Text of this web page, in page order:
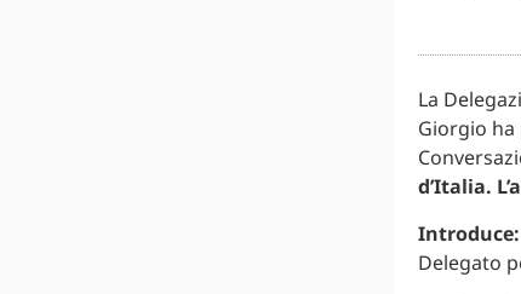
La
Giorgio
d’Italia.
Introduce:
Delegato